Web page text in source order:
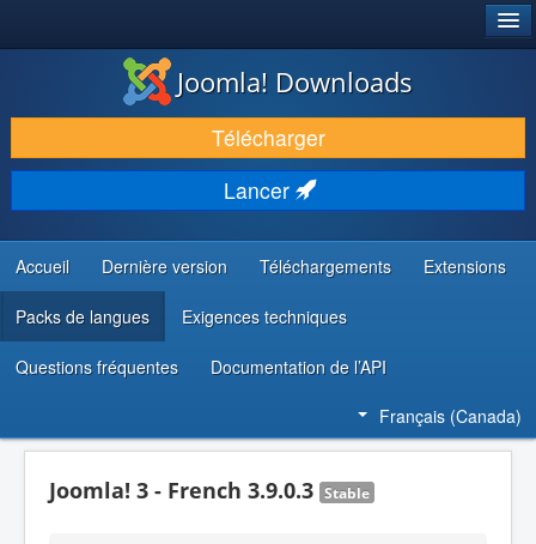
TÉLÉCHARGER & ENRICHIR
DÉCOUVRIR & APPRENDRE
COMMUNAUTÉ & SUPPORT
RESSOURCES DÉVELOPPEURS
Joomla! Downloads
Télécharger
Lancer
Accueil Dernière version Téléchargements Extensions
Packs de langues Exigences techniques
Questions fréquentes Documentation de l’API
Français (Canada)
Joomla! 3 - French 3.9.0.3 Stable